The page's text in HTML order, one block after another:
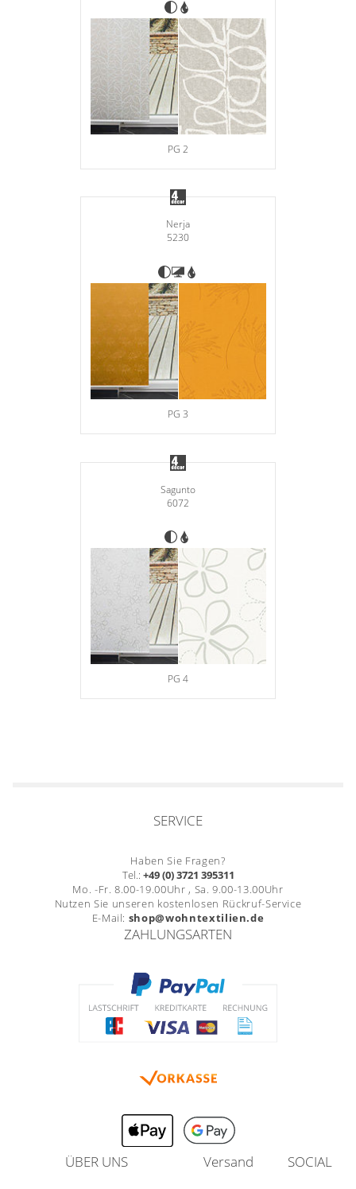
PG 2
Nerja
5230
PG 3
Sagunto
6072
PG 4
SERVICE
Haben Sie Fragen?
Tel.: +49 (0) 3721 395311
Mo. -Fr. 8.00-19.00Uhr , Sa. 9.00-13.00Uhr
Nutzen Sie unseren kostenlosen Rückruf-Service
E-Mail: shop@wohntextilien.de
ZAHLUNGSARTEN
ÜBER UNS Versand SOCIAL